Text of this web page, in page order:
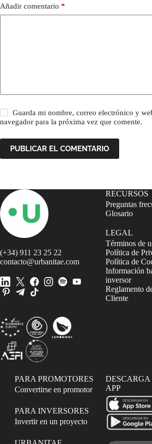
Añadir comentario *
Guarda mi nombre, correo electrónico y
navegador para la próxima vez que comente.
PUBLICAR EL COMENTARIO
(+34) 911 23 25 22
contacto@urbanitae.com
RECURSOS
Preguntas
Glosario
LEGAL
Términos de
Política de
Política de
Información
inversor
Reglamento
Cliente
PARA PROMOTORES
Convertirse en promotor
PARA INVERSORES
Invertir en un proyecto
DESCARGA
APP